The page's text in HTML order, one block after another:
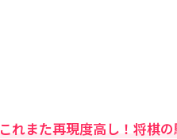
これまた再現度高し！将棋